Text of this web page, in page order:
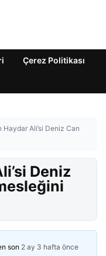
Çerez Politikası
Haydar Ali’si Deniz Can
Deniz
son 2 ay 3 hafta önce